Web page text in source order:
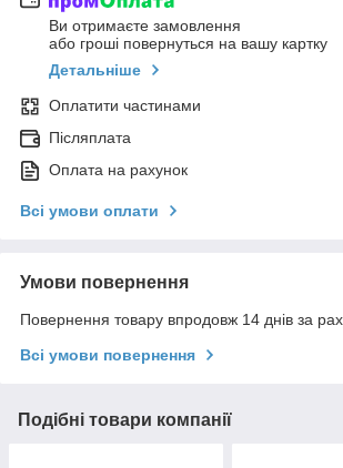
Ви отримаєте замовлення
або гроші повернуться на вашу картку
Детальніше
Оплатити частинами
Післяплата
Оплата на рахунок
Всі умови оплати
Умови повернення
Повернення товару впродовж 14 днів за
Всі умови повернення
Подібні товари компанії